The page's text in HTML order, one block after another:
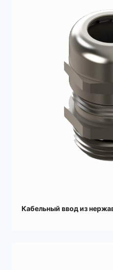
Кабельный ввод из